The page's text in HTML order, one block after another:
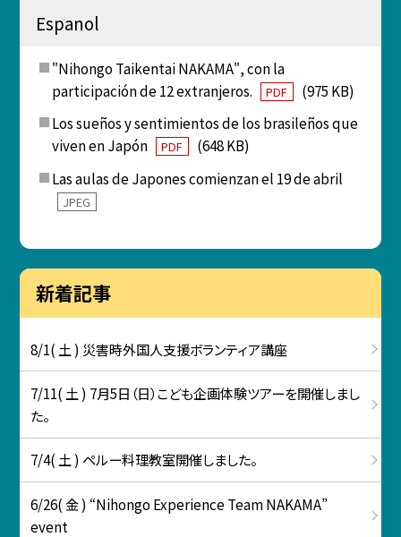
Espanol
"Nihongo Taikentai NAKAMA", con la
participación de 12 extranjeros.
PDF
(975 KB)
Los sueños y sentimientos de los brasileños que
viven en Japón
PDF
(648 KB)
Las aulas de Japones comienzan el 19 de abril
JPEG
新着記事
8/1( 土 ) 災害時外国人支援ボランティア講座
7/11( 土 ) 7月5日（日）こども企画体験ツアーを開催しまし
た。
7/4( 土 ) ペルー料理教室開催しました。
6/26( 金 ) “Nihongo Experience Team NAKAMA”
event